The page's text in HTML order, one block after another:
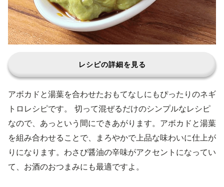
レシピの詳細を見る
アボカドと湯葉を合わせたおもてなしにもぴったりのネギ
トロレシピです。 切って混ぜるだけのシンプルなレシピ
なので、あっという間にできあがります。アボカドと湯葉
を組み合わせることで、まろやかで上品な味わいに仕上が
りになります。わさび醤油の辛味がアクセントになってい
て、お酒のおつまみにも最適ですよ。